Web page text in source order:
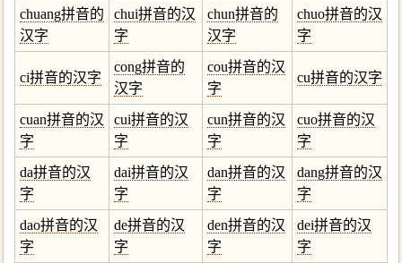
chuang拼音的
汉字
chui拼音的汉
字
chun拼音的
汉字
chuo拼音的汉
字
ci拼音的汉字
cong拼音的
汉字
cou拼音的汉
字
cu拼音的汉字
cuan拼音的汉
字
cui拼音的汉
字
cun拼音的汉
字
cuo拼音的汉
字
da拼音的汉
字
dai拼音的汉
字
dan拼音的汉
字
dang拼音的汉
字
dao拼音的汉
字
de拼音的汉
字
den拼音的汉
字
dei拼音的汉
字